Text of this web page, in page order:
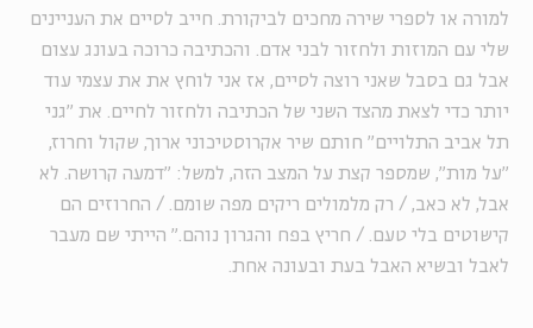
למורה או לספרי שירה מחכים לביקורת. חייב לסיים את העניינים
שלי עם המוזות ולחזור לבני אדם. והכתיבה כרוכה בעונג עצום
אבל גם בסבל שאני רוצה לסיים, אז אני לוחץ את את עצמי עוד
יותר כדי לצאת מהצד השני של הכתיבה ולחזור לחיים. את "גני
תל אביב התלויים" חותם שיר אקרוסטיכוני ארוך, שקול וחרוז,
"על מות", שמספר קצת על המצב הזה, למשל: "דמעה קרושה. לא
אבל, לא כאב, / רק מלמולים ריקים מפה שומם. / החרוזים הם
קישוטים בלי טעם. / חריץ בפח והגרון נוהם." הייתי שם מעבר
לאבל ובשיא האבל בעת ובעונה אחת.